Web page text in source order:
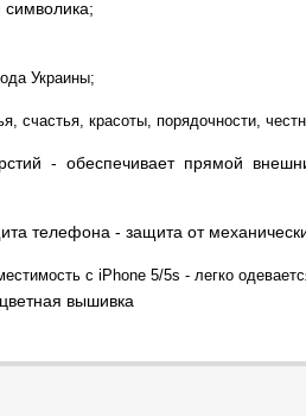
Украины;
счастья, красоты, порядочности,
- обеспечивает прямой
телефона - защита от
с iPhone 5/5s - легко
вышивка